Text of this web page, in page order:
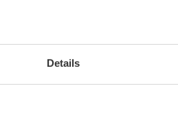
Details
ti accompagnerà in qualsiasi attività.
con tutti i benefici che ne derivano